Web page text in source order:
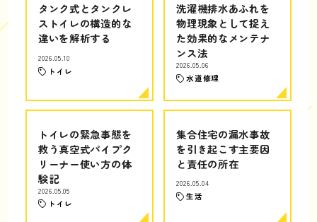
タンク式とタンクレ
ストイレの構造的な
違いを解析する
2026.05.10
トイレ
洗濯機排水あふれを
物理現象として捉え
た効果的なメンテナ
ンス法
2026.05.06
水道修理
トイレの緊急事態を
救う真空式パイプク
リーナー使い方の体
験記
2026.05.05
トイレ
集合住宅の漏水事故
を引き起こす主要因
と責任の所在
2026.05.04
生活